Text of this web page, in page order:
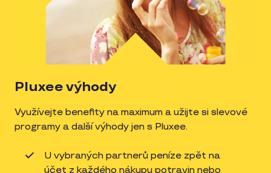
Pluxee výhody
Využívejte benefity na maximum a užijte si slevové
programy a další výhody jen s Pluxee.
U vybraných partnerů peníze zpět na
účet z každého nákupu potravin nebo